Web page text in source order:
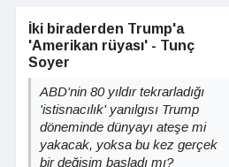
İki biraderden Trump'a
'Amerikan rüyası' - Tunç
Soyer
ABD'nin 80 yıldır tekrarladığı
'istisnacılık' yanılgısı Trump
döneminde dünyayı ateşe mi
yakacak, yoksa bu kez gerçek
bir değişim başladı mı?